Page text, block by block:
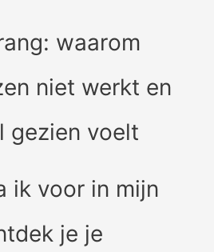
waarom
niet werkt en
gezien voelt
ik voor in mijn
je je